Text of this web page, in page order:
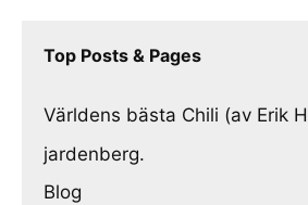
Top Posts & Pages
Världens bästa Chili (av Erik
jardenberg.
Blog